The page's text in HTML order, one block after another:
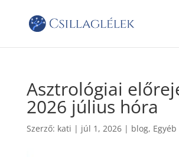
Asztrológiai
2026 július hóra
Szerző: kati | júl 1, 2026| blog, Egyéb